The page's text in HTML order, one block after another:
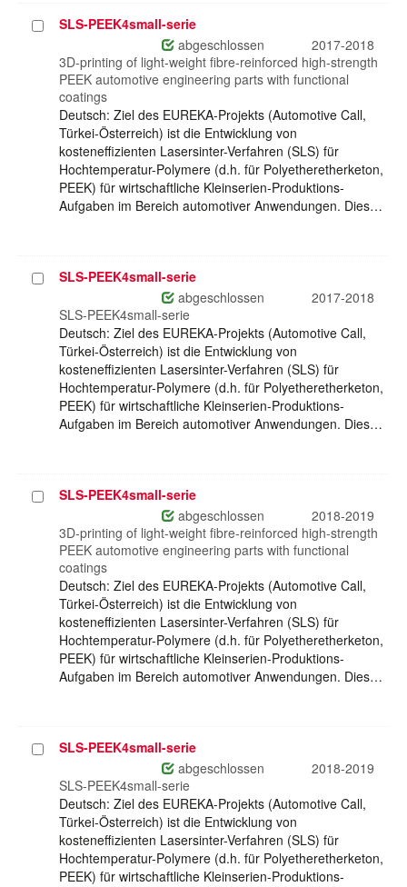
ProjektSLS-PEEK4small-serie
abgeschlossen
2017-2018
3D-printing of light-weight fibre-reinforced high-strength
PEEK automotive engineering parts with functional
coatings
Deutsch: Ziel des EUREKA-Projekts (Automotive Call,
Türkei-Österreich) ist die Entwicklung von
kosteneffizienten Lasersinter-Verfahren (SLS) für
Hochtemperatur-Polymere (d.h. für Polyetheretherketon,
PEEK) für wirtschaftliche Kleinserien-Produktions-
Aufgaben im Bereich automotiver Anwendungen. Dies…
ProjektSLS-PEEK4small-serie
abgeschlossen
2017-2018
SLS-PEEK4small-serie
Deutsch: Ziel des EUREKA-Projekts (Automotive Call,
Türkei-Österreich) ist die Entwicklung von
kosteneffizienten Lasersinter-Verfahren (SLS) für
Hochtemperatur-Polymere (d.h. für Polyetheretherketon,
PEEK) für wirtschaftliche Kleinserien-Produktions-
Aufgaben im Bereich automotiver Anwendungen. Dies…
ProjektSLS-PEEK4small-serie
abgeschlossen
2018-2019
3D-printing of light-weight fibre-reinforced high-strength
PEEK automotive engineering parts with functional
coatings
Deutsch: Ziel des EUREKA-Projekts (Automotive Call,
Türkei-Österreich) ist die Entwicklung von
kosteneffizienten Lasersinter-Verfahren (SLS) für
Hochtemperatur-Polymere (d.h. für Polyetheretherketon,
PEEK) für wirtschaftliche Kleinserien-Produktions-
Aufgaben im Bereich automotiver Anwendungen. Dies…
ProjektSLS-PEEK4small-serie
abgeschlossen
2018-2019
SLS-PEEK4small-serie
Deutsch: Ziel des EUREKA-Projekts (Automotive Call,
Türkei-Österreich) ist die Entwicklung von
kosteneffizienten Lasersinter-Verfahren (SLS) für
Hochtemperatur-Polymere (d.h. für Polyetheretherketon,
PEEK) für wirtschaftliche Kleinserien-Produktions-